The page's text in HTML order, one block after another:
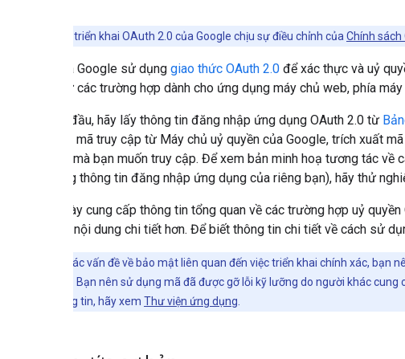
Việc triển khai OAuth 2.0 của Google chịu sự điều chỉnh của Chính sách
API của Google sử dụng giao thức OAuth 2.0 để xác thực và uỷ
hạn như các trường hợp dành cho ứng dụng máy chủ web, phía
Để bắt đầu, hãy lấy thông tin đăng nhập ứng dụng OAuth 2.0 từ
yêu cầu mã truy cập từ Máy chủ uỷ quyền của Google, trích xuất
Google mà bạn muốn truy cập. Để xem bản minh hoạ tương tác
sử dụng thông tin đăng nhập ứng dụng của riêng bạn), hãy thử
Trang này cung cấp thông tin tổng quan về các trường hợp uỷ
kết đến nội dung chi tiết hơn. Để biết thông tin chi tiết về cách sử
Do các vấn đề về bảo mật liên quan đến việc triển khai chính xác,
2.0 của Google. Bạn nên sử dụng mã đã được gỡ lỗi kỹ lưỡng do người khác
biết thêm thông tin, hãy xem Thư viện ứng dụng